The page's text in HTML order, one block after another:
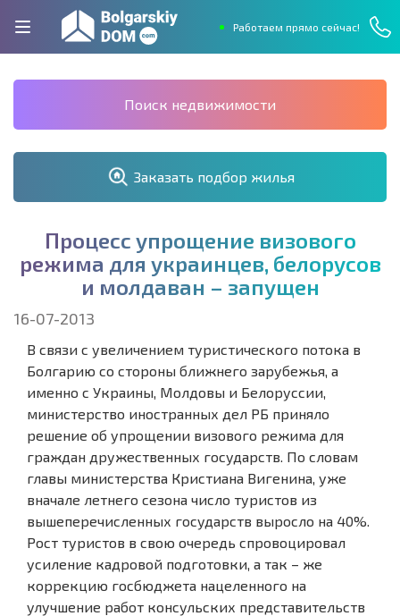
Работаем прямо сейчас!
Поиск недвижимости
Заказать подбор жилья
Процесс упрощение визового
режима для украинцев, белорусов
и молдаван – запущен
16-07-2013
В связи с увеличением туристического потока в
Болгарию со стороны ближнего зарубежья, а
именно с Украины, Молдовы и Белоруссии,
министерство иностранных дел РБ приняло
решение об упрощении визового режима для
граждан дружественных государств. По словам
главы министерства Кристиана Вигенина, уже
вначале летнего сезона число туристов из
вышеперечисленных государств выросло на 40%.
Рост туристов в свою очередь спровоцировал
усиление кадровой подготовки, а так – же
коррекцию госбюджета нацеленного на
улучшение работ консульских представительств